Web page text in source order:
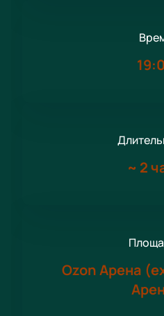
~ 2
Ozon Арена